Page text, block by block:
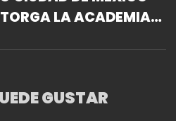
LA ACADEMIA
GUSTAR